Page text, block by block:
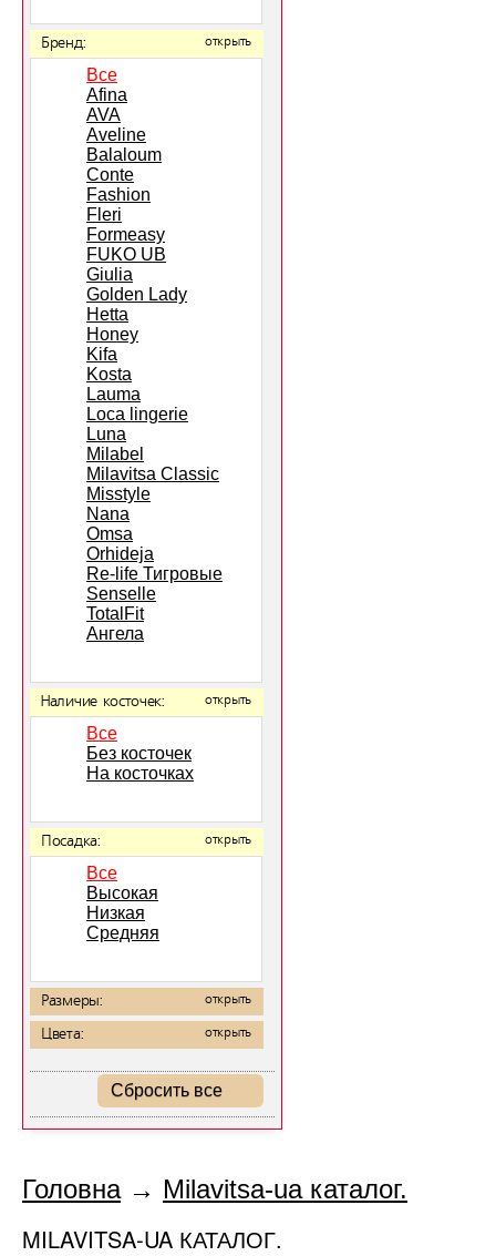
Бренд: открыть
Все
Afina
AVA
Aveline
Balaloum
Conte
Fashion
Fleri
Formeasy
FUKO UB
Giulia
Golden Lady
Hetta
Honey
Kifa
Kosta
Lauma
Loca lingerie
Luna
Milabel
Milavitsa Classic
Misstyle
Nana
Omsa
Orhideja
Re-life Тигровые
Senselle
TotalFit
Ангела
Наличие косточек: открыть
Все
Без косточек
На косточках
Посадка: открыть
Все
Высокая
Низкая
Средняя
Размеры: открыть
Цвета: открыть
Сбросить все
Головна→ Milavitsa-ua каталог.
MILAVITSA-UA КАТАЛОГ.